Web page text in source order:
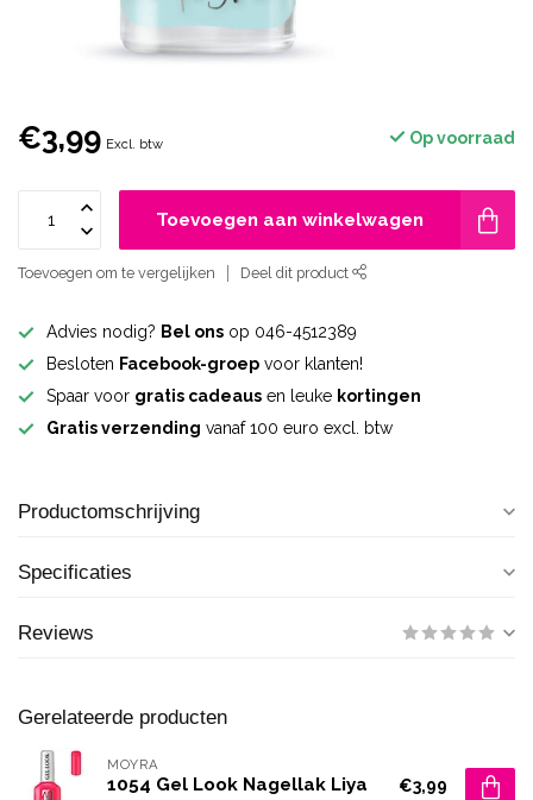
€3,99 Excl. btw Op voorraad
Toevoegen aan winkelwagen
Toevoegen om te vergelijken Deel dit product
Advies nodig? Bel ons op 046-4512389
Besloten Facebook-groep voor klanten!
Spaar voor gratis cadeaus en leuke kortingen
Gratis verzending vanaf 100 euro excl. btw
Productomschrijving
Specificaties
Reviews
Gerelateerde producten
MOYRA
1054 Gel Look Nagellak Liya €3,99